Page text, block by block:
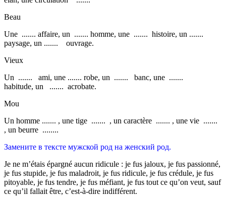
Beau
Une ....... affaire, un ....... homme, une ....... histoire, un .......
paysage, un ....... ouvrage.
Vieux
Un ....... ami, une ....... robe, un ....... banc, une .......
habitude, un ....... acrobate.
Mou
Un homme ....... , une tige ....... , un caractère ....... , une vie .......
, un beurre ........
Замените в тексте мужской род на женский род.
Je ne m’étais épargné aucun ridicule : je fus jaloux, je fus passionné,
je fus stupide, je fus maladroit, je fus ridicule, je fus crédule, je fus
pitoyable, je fus tendre, je fus méfiant, je fus tout ce qu’on veut, sauf
ce qu’il fallait être, c’est-à-dire indifférent.